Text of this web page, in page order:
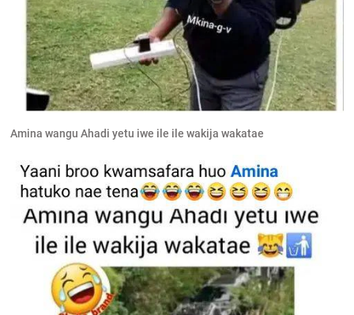
Amina wangu Ahadi yetu iwe ile ile wakija wakatae